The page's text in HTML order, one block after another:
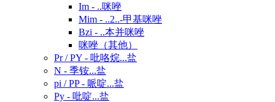
Im - ..咪唑
Mim - ..2..-甲基咪唑
Bzi - ..本并咪唑
咪唑（其他）
Pr / PY - 吡咯烷...盐
N - 季铵...盐
pi / PP - 哌啶...盐
Py - 吡啶...盐